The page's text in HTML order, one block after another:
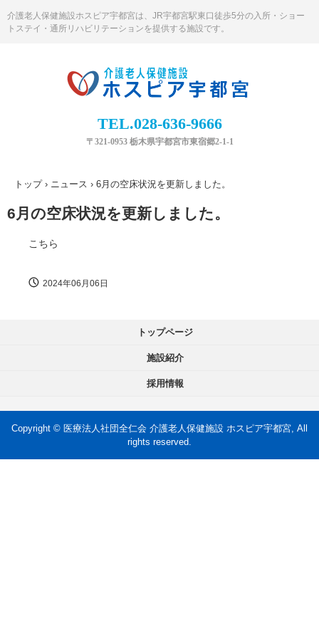
介護老人保健施設ホスピア宇都宮は、JR宇都宮駅東口徒歩5分の入所・ショー
トステイ・通所リハビリテーションを提供する施設です。
TEL.028-636-9666
〒321-0953 栃木県宇都宮市東宿郷2-1-1
トップ › ニュース › 6月の空床状況を更新しました。
6月の空床状況を更新しました。
こちら
2024年06月06日
トップページ
施設紹介
採用情報
Copyright © 医療法人社団全仁会 介護老人保健施設 ホスピア宇都宮, All
rights reserved.